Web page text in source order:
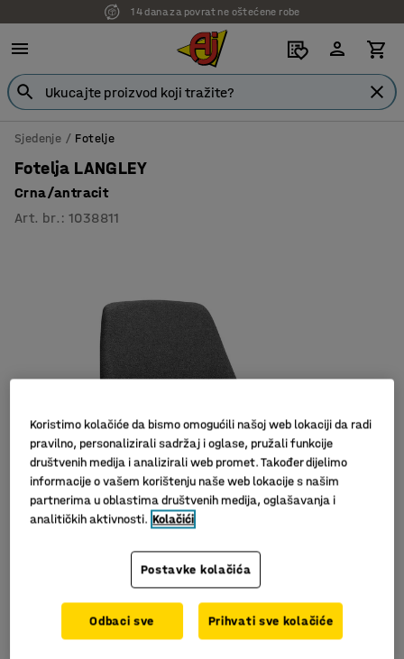
14 dana za povrat ne oštećene robe
Sjedenje Fotelje
Fotelja LANGLEY
Crna/antracit
Art. br. :1038811
Koristimo kolačiće da bismo omogućili našoj web lokaciji da radi
pravilno, personalizirali sadržaj i oglase, pružali funkcije
društvenih medija i analizirali web promet. Također dijelimo
informacije o vašem korištenju naše web lokacije s našim
partnerima u oblastima društvenih medija, oglašavanja i
analitičkih aktivnosti. Kolačići
Postavke kolačića
Odbaci sve Prihvati sve kolačiće